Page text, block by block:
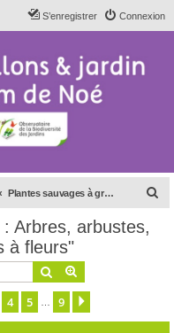
Connexion
S’enregistrer
Plantes sauvages à graines : Arbres, arbustes, lianes, herbacées... "plantes à fleurs"
c
Arbres, arbustes,
à fleurs"
Rechercher
4 5 9